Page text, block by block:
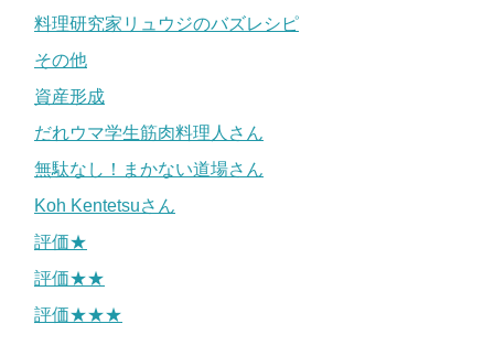
料理研究家リュウジのバズレシピ
その他
資産形成
だれウマ学生筋肉料理人さん
無駄なし！まかない道場さん
Koh Kentetsuさん
評価★
評価★★
評価★★★